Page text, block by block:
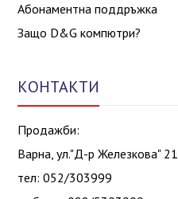
Абонаментна поддръжка
Защо D&G компютри?
КОНТАКТИ
Продажби:
Варна, ул."Д-р Железкова" 21
тел: 052/303999